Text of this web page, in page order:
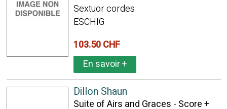
Sextuor cordes
ESCHIG
103.50 CHF
En savoir+
Dillon Shaun
Suite of Airs and Graces - Score +